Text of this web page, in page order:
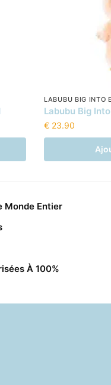
LABUBU BIG INTO
Labubu Big
€ 23.90
Monde Entier
À 100%